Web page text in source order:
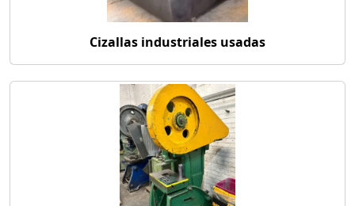
Cizallas industriales usadas